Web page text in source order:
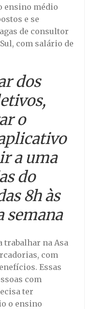
ensino médio
e se
de consultor
com salário de
dos
o
a uma
do
8h às
semana
trabalhar na Asa
com
Essas
com
ter
o ensino